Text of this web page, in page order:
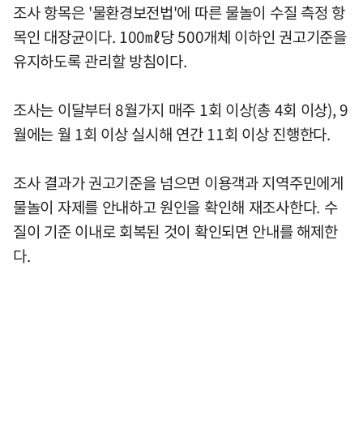
조사 항목은 '물환경보전법'에 따른 물놀이 수질 측정 항
목인 대장균이다. 100㎖당 500개체 이하인 권고기준을
유지하도록 관리할 방침이다.
조사는 이달부터 8월가지 매주 1회 이상(총 4회 이상), 9
월에는 월 1회 이상 실시해 연간 11회 이상 진행한다.
조사 결과가 권고기준을 넘으면 이용객과 지역주민에게
물놀이 자제를 안내하고 원인을 확인해 재조사한다. 수
질이 기준 이내로 회복된 것이 확인되면 안내를 해제한
다.